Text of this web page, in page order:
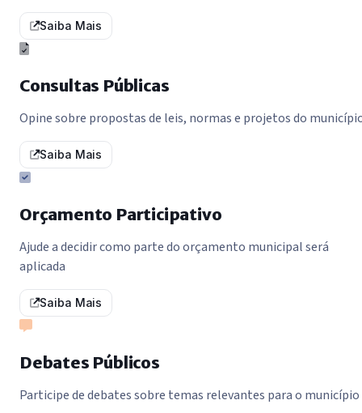
Saiba Mais
Consultas Públicas
Opine sobre propostas de leis, normas e projetos do
Saiba Mais
Orçamento Participativo
Ajude a decidir como parte do orçamento municipal será
aplicada
Saiba Mais
Debates Públicos
Participe de debates sobre temas relevantes para o município